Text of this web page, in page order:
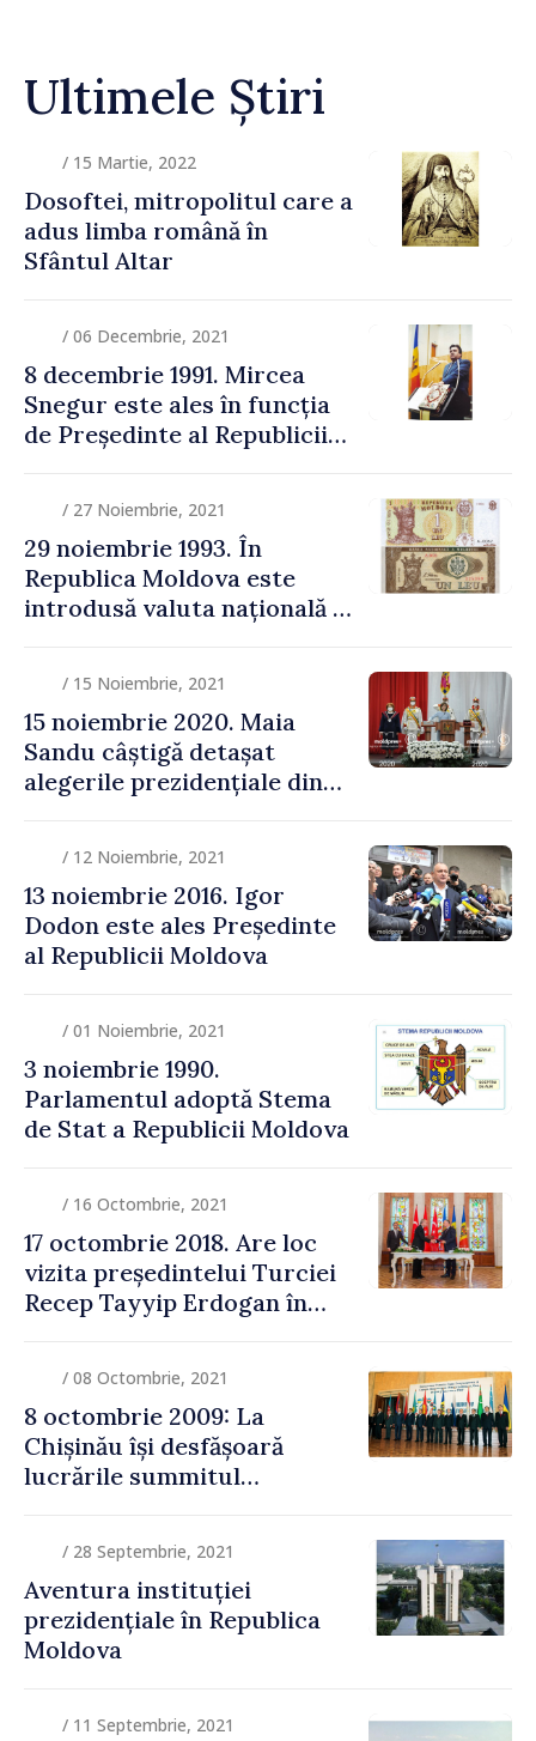
Ultimele Știri
/ 15 Martie, 2022
Dosoftei, mitropolitul care a
adus limba română în
Sfântul Altar
/ 06 Decembrie, 2021
8 decembrie 1991. Mircea
Snegur este ales în funcția
de Președinte al Republicii
/ 27 Noiembrie, 2021
29 noiembrie 1993. În
Republica Moldova este
introdusă valuta națională –
/ 15 Noiembrie, 2021
15 noiembrie 2020. Maia
Sandu câștigă detașat
alegerile prezidențiale din
/ 12 Noiembrie, 2021
13 noiembrie 2016. Igor
Dodon este ales Președinte
al Republicii Moldova
/ 01 Noiembrie, 2021
3 noiembrie 1990.
Parlamentul adoptă Stema
de Stat a Republicii Moldova
/ 16 Octombrie, 2021
17 octombrie 2018. Are loc
vizita președintelui Turciei
Recep Tayyip Erdogan în
/ 08 Octombrie, 2021
8 octombrie 2009: La
Chișinău își desfășoară
lucrările summitul
/ 28 Septembrie, 2021
Aventura instituției
prezidențiale în Republica
Moldova
/ 11 Septembrie, 2021